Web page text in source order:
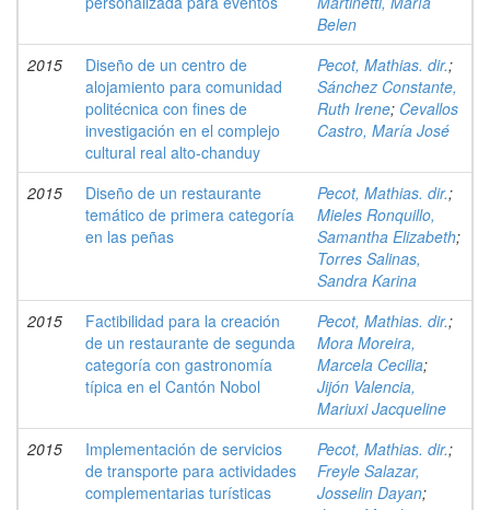
Belen
2015
Diseño de un centro de
alojamiento para comunidad
politécnica con fines de
investigación en el complejo
cultural real alto-chanduy
Pecot, Mathias. dir.;
Sánchez Constante,
Ruth Irene; Cevallos
Castro, María José
2015
Diseño de un restaurante
temático de primera categoría
en las peñas
Pecot, Mathias. dir.;
Mieles Ronquillo,
Samantha Elizabeth;
Torres Salinas,
Sandra Karina
2015
Factibilidad para la creación
de un restaurante de segunda
categoría con gastronomía
típica en el Cantón Nobol
Pecot, Mathias. dir.;
Mora Moreira,
Marcela Cecilia;
Jijón Valencia,
Mariuxi Jacqueline
2015
Implementación de servicios
de transporte para actividades
complementarias turísticas
Pecot, Mathias. dir.;
Freyle Salazar,
Josselin Dayan;